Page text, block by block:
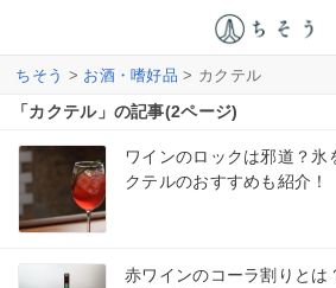
ちそう > お酒・嗜好品 > カクテル
「カクテル」の記事(2ページ)
ワインのロックは邪道？氷
クテルのおすすめも紹介！
赤ワインのコーラ割りとは